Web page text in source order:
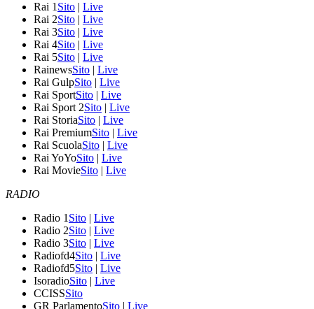
Rai 1 Sito | Live
Rai 2Sito | Live
Rai 3Sito | Live
Rai 4Sito | Live
Rai 5Sito | Live
RainewsSito | Live
Rai GulpSito | Live
Rai SportSito | Live
Rai Sport 2Sito | Live
Rai StoriaSito | Live
Rai PremiumSito | Live
Rai ScuolaSito | Live
Rai YoYoSito | Live
Rai MovieSito | Live
RADIO
Radio 1 Sito | Live
Radio 2Sito | Live
Radio 3Sito | Live
Radiofd4Sito | Live
Radiofd5Sito | Live
IsoradioSito | Live
CCISSSito
GR ParlamentoSito | Live